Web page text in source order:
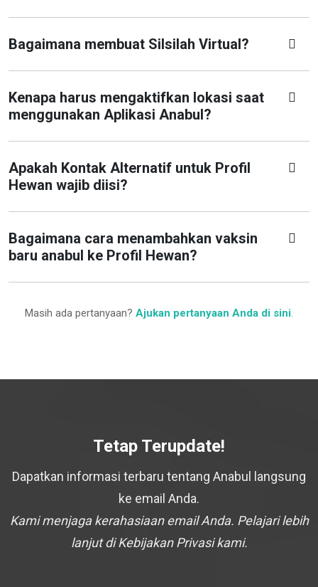
Bagaimana membuat Silsilah Virtual?
Kenapa harus mengaktifkan lokasi saat
menggunakan Aplikasi Anabul?
Apakah Kontak Alternatif untuk Profil
Hewan wajib diisi?
Bagaimana cara menambahkan vaksin
baru anabul ke Profil Hewan?
Masih ada pertanyaan? Ajukan pertanyaan Anda di sini.
Tetap Terupdate!
Dapatkan informasi terbaru tentang Anabul langsung
ke email Anda.
Kami menjaga kerahasiaan email Anda. Pelajari lebih
lanjut di Kebijakan Privasi kami.